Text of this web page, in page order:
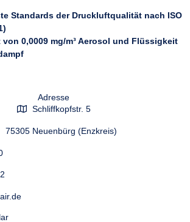
Standards der Druckluftqualität nach ISO
von 0,0009 mg/m³ Aerosol und Flüssigkeit
Adresse
Schliffkopfstr. 5
75305 Neuenbürg (Enzkreis)